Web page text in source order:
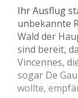
Ihr Ausflug
unbekannte
Wald der
sind bereit,
Vincennes,
sogar De
wollte,